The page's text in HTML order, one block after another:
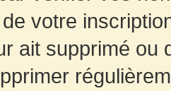
votre
ait supprimé